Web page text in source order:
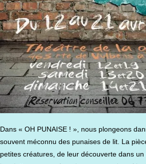
Dans « OH PUNAISE ! », nous plongeons
souvent méconnu des punaises de lit. La
petites créatures, de leur découverte dans un